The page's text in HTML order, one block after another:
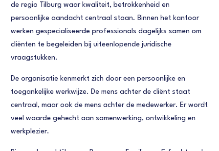
de regio Tilburg waar kwaliteit, betrokkenheid en
persoonlijke aandacht centraal staan. Binnen het kantoor
werken gespecialiseerde professionals dagelijks samen om
cliënten te begeleiden bij uiteenlopende juridische
vraagstukken.
De organisatie kenmerkt zich door een persoonlijke en
toegankelijke werkwijze. De mens achter de cliënt staat
centraal, maar ook de mens achter de medewerker. Er wordt
veel waarde gehecht aan samenwerking, ontwikkeling en
werkplezier.